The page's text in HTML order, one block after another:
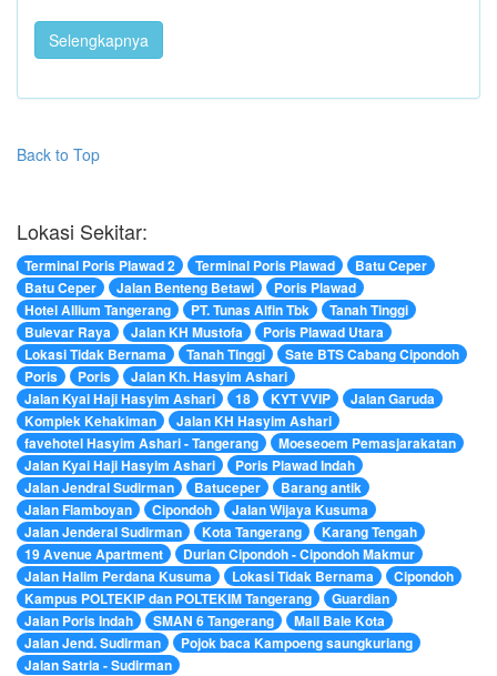
Selengkapnya
Back to Top
Lokasi Sekitar:
Terminal Poris Plawad 2 Terminal Poris Plawad
Batu Ceper
Batu Ceper
Jalan Benteng Betawi
Poris Plawad
Hotel Allium Tangerang
PT. Tunas Alfin Tbk
Tanah Tinggi
Bulevar Raya
Jalan KH Mustofa
Poris Plawad Utara
Lokasi Tidak Bernama
Tanah Tinggi
Sate BTS Cabang Cipondoh
Poris
Poris
Jalan Kh. Hasyim Ashari
Jalan Kyai Haji Hasyim Ashari
18 KYT VVIP
Jalan Garuda
Komplek Kehakiman
Jalan KH Hasyim Ashari
favehotel Hasyim Ashari - Tangerang
Moeseoem Pemasjarakatan
Jalan Kyai Haji Hasyim Ashari
Poris Plawad Indah
Jalan Jendral Sudirman
Batuceper
Barang antik
Jalan Flamboyan
Cipondoh
Jalan Wijaya Kusuma
Jalan Jenderal Sudirman
Kota Tangerang
Karang Tengah
19 Avenue Apartment
Durian Cipondoh - Cipondoh Makmur
Jalan Halim Perdana Kusuma
Lokasi Tidak Bernama
Cipondoh
Kampus POLTEKIP dan POLTEKIM Tangerang
Guardian
Jalan Poris Indah
SMAN 6 Tangerang
Mall Bale Kota
Jalan Jend. Sudirman
Pojok baca Kampoeng saungkuriang
Jalan Satria - Sudirman